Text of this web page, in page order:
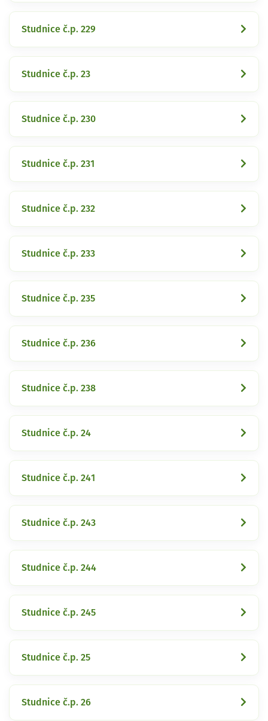
Studnice č.p. 229
Studnice č.p. 23
Studnice č.p. 230
Studnice č.p. 231
Studnice č.p. 232
Studnice č.p. 233
Studnice č.p. 235
Studnice č.p. 236
Studnice č.p. 238
Studnice č.p. 24
Studnice č.p. 241
Studnice č.p. 243
Studnice č.p. 244
Studnice č.p. 245
Studnice č.p. 25
Studnice č.p. 26